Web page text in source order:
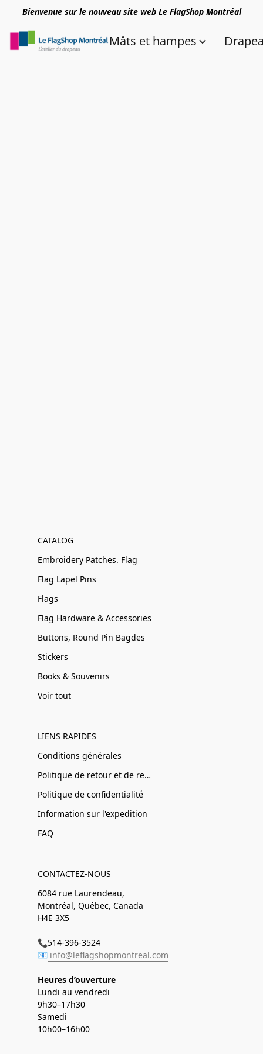
Bienvenue sur le nouveau site web Le FlagShop Montréal
Mâts et hampes
CATALOG
Embroidery Patches. Flag
Flag Lapel Pins
Flags
Flag Hardware & Accessories
Buttons, Round Pin Bagdes
Stickers
Books & Souvenirs
Voir tout
LIENS RAPIDES
Conditions générales
Politique de retour et de remboursement
Politique de confidentialité
Information sur l'expedition
FAQ
CONTACTEZ-NOUS
6084 rue Laurendeau,
Montréal, Québec, Canada
H4E 3X5
📞514-396-3524
📧 info@leflagshopmontreal.com
Heures d’ouverture
Lundi au vendredi
9h30–17h30
Samedi
10h00–16h00